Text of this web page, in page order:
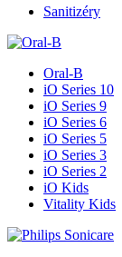
Sanitizéry
Oral-B
iO Series 10
iO Series 9
iO Series 6
iO Series 5
iO Series 3
iO Series 2
iO Kids
Vitality Kids